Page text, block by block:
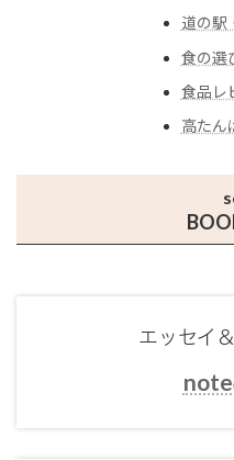
道の駅
食の選
食品レ
高たん
エッセイ
note